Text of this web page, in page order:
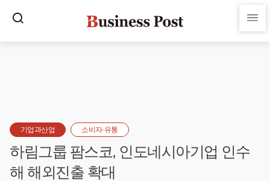
기업과산업 소비자·유통
하림그룹 팜스코, 인도네시아기업 인수
해 해외진출 확대